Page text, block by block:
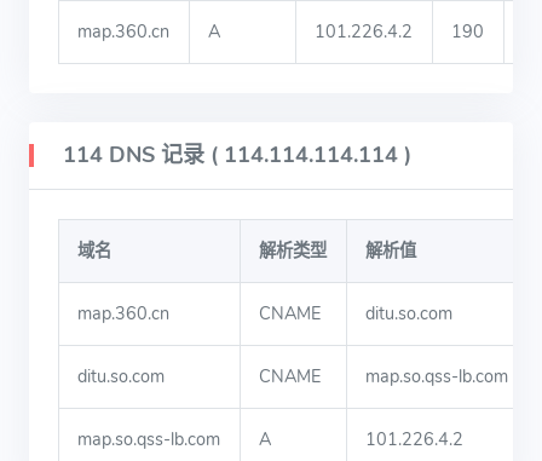
map.360.cn A 101.226.4.2 190
114 DNS 记录 ( 114.114.114.114 )
域名 解析类型 解析值
map.360.cn CNAME ditu.so.com
ditu.so.com CNAME map.so.qss-lb.com
map.so.qss-lb.com A 101.226.4.2